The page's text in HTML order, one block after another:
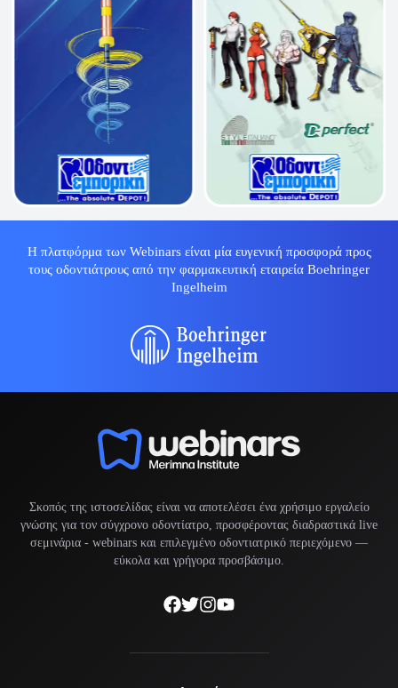
Η πλατφόρμα των Webinars είναι μία ευγενική προσφορά προς
τους οδοντιάτρους από την φαρμακευτική εταιρεία Boehringer
Ingelheim
Σκοπός της ιστοσελίδας είναι να αποτελέσει ένα χρήσιμο εργαλείο
γνώσης για τον σύγχρονο οδοντίατρο, προσφέροντας διαδραστικά live
σεμινάρια - webinars και επιλεγμένο οδοντιατρικό περιεχόμενο —
εύκολα και γρήγορα προσβάσιμο.